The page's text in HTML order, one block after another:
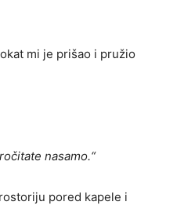
mi je prišao i pružio
nasamo.“
pored kapele i